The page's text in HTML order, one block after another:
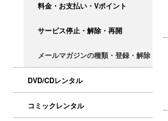
料金・お支払い・Vポイント
サービス停止・解除・再開
メールマガジンの種類・登録・解除
DVD/CDレンタル
コミックレンタル